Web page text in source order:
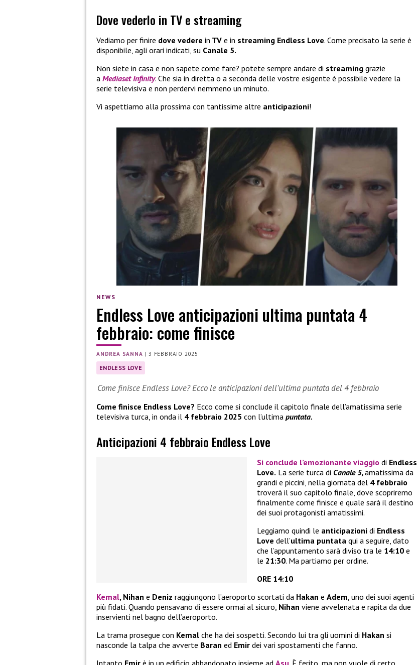
Dove vederlo in TV e streaming
Vediamo per finire dove vedere in TV e in streaming Endless Love. Come precisato la serie è
disponibile, agli orari indicati, su Canale 5.
Non siete in casa e non sapete come fare? potete sempre andare di streaming grazie
a Mediaset Infinity. Che sia in diretta o a seconda delle vostre esigente è possibile vedere la
serie televisiva e non perdervi nemmeno un minuto.
Vi aspettiamo alla prossima con tantissime altre anticipazioni!
NEWS
Endless Love anticipazioni ultima puntata 4
febbraio: come finisce
ANDREA SANNA |3 FEBBRAIO 2025
ENDLESS LOVE
Come finisce Endless Love? Ecco le anticipazioni dell’ultima puntata del 4 febbraio
Come finisce Endless Love? Ecco come si conclude il capitolo finale dell’amatissima serie
televisiva turca, in onda il 4 febbraio 2025 con l’ultima puntata.
Anticipazioni 4 febbraio Endless Love
Si conclude l’emozionante viaggio di Endless
Love. La serie turca di Canale 5,amatissima da
grandi e piccini, nella giornata del 4 febbraio
troverà il suo capitolo finale, dove scopriremo
finalmente come finisce e quale sarà il destino
dei suoi protagonisti amatissimi.
Leggiamo quindi le anticipazioni di Endless
Love dell’ultima puntata qui a seguire, dato
che l’appuntamento sarà diviso tra le 14:10 e
le 21:30. Ma partiamo per ordine.
ORE 14:10
Kemal, Nihan e Deniz raggiungono l’aeroporto scortati da Hakan e Adem , uno dei suoi agenti
più fidati. Quando pensavano di essere ormai al sicuro, Nihan viene avvelenata e rapita da due
inservienti nel bagno dell’aeroporto.
La trama prosegue con Kemal che ha dei sospetti. Secondo lui tra gli uomini di Hakan si
nasconde la talpa che avverte Baran ed Emir dei vari spostamenti che fanno.
Intanto Emir è in un edificio abbandonato insieme ad Asu . È ferito, ma non vuole di certo